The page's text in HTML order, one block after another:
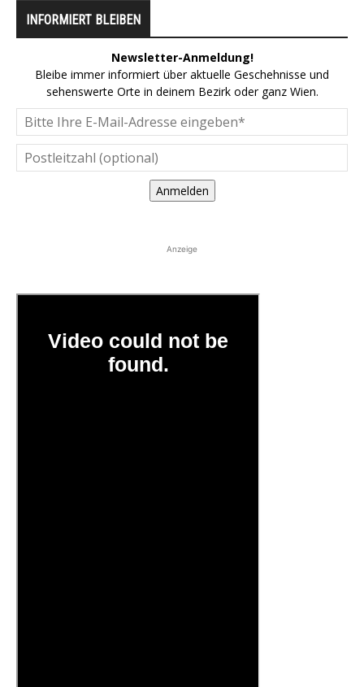
INFORMIERT BLEIBEN
Newsletter-Anmeldung!
Bleibe immer informiert über aktuelle Geschehnisse und
sehenswerte Orte in deinem Bezirk oder ganz Wien.
Anmelden
Anzeige